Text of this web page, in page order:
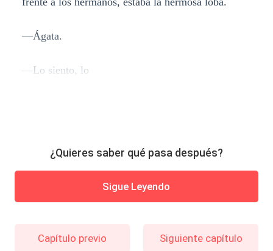
—Ágata.
—Lo siento, lo
¿Quieres saber qué pasa después?
Sigue Leyendo
Capítulo previo Siguiente capítulo